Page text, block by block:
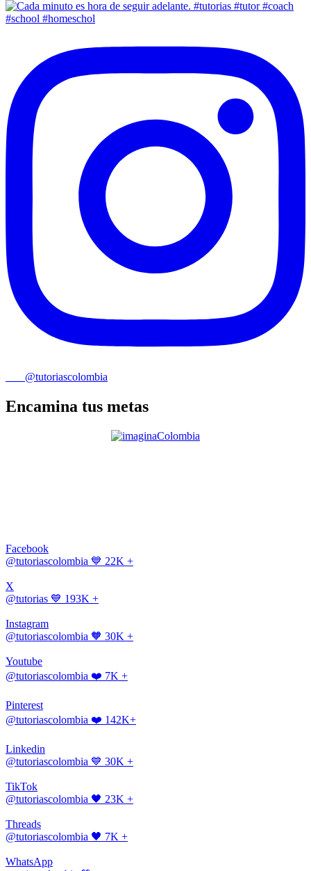
@tutoriascolombia
Encamina tus metas
Facebook
@tutoriascolombia 💙 22K +
X
@tutorias 💙 193K +
Instagram
@tutoriascolombia 🧡 30K +
Youtube
@tutoriascolombia ❤️ 7K +
Pinterest
@tutoriascolombia ❤️ 142K+
Linkedin
@tutoriascolombia 💙 30K +
TikTok
@tutoriascolombia 🖤 23K +
Threads
@tutoriascolombia 🖤 7K +
WhatsApp